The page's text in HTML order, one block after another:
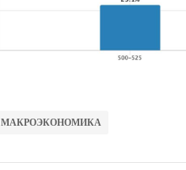
МАКРОЭКОНОМИКА